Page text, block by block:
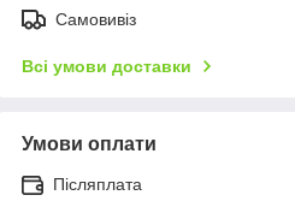
Самовивіз
Всі умови доставки
Умови оплати
Післяплата